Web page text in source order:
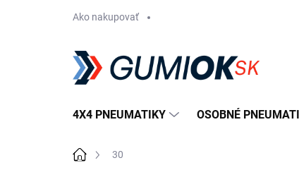
Ako nakupovať
4X4 PNEUMATIKY OSOBNÉ
Domov30